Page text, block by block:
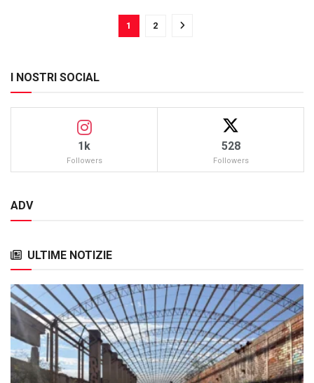
1 2
I NOSTRI SOCIAL
1k
Followers
528
Followers
ADV
ULTIME NOTIZIE